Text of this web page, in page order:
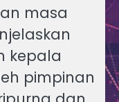
masa
kepala
pimpinan